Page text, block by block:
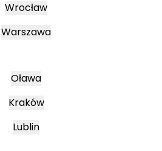
Wrocław
Warszawa
Oława
Kraków
Lublin